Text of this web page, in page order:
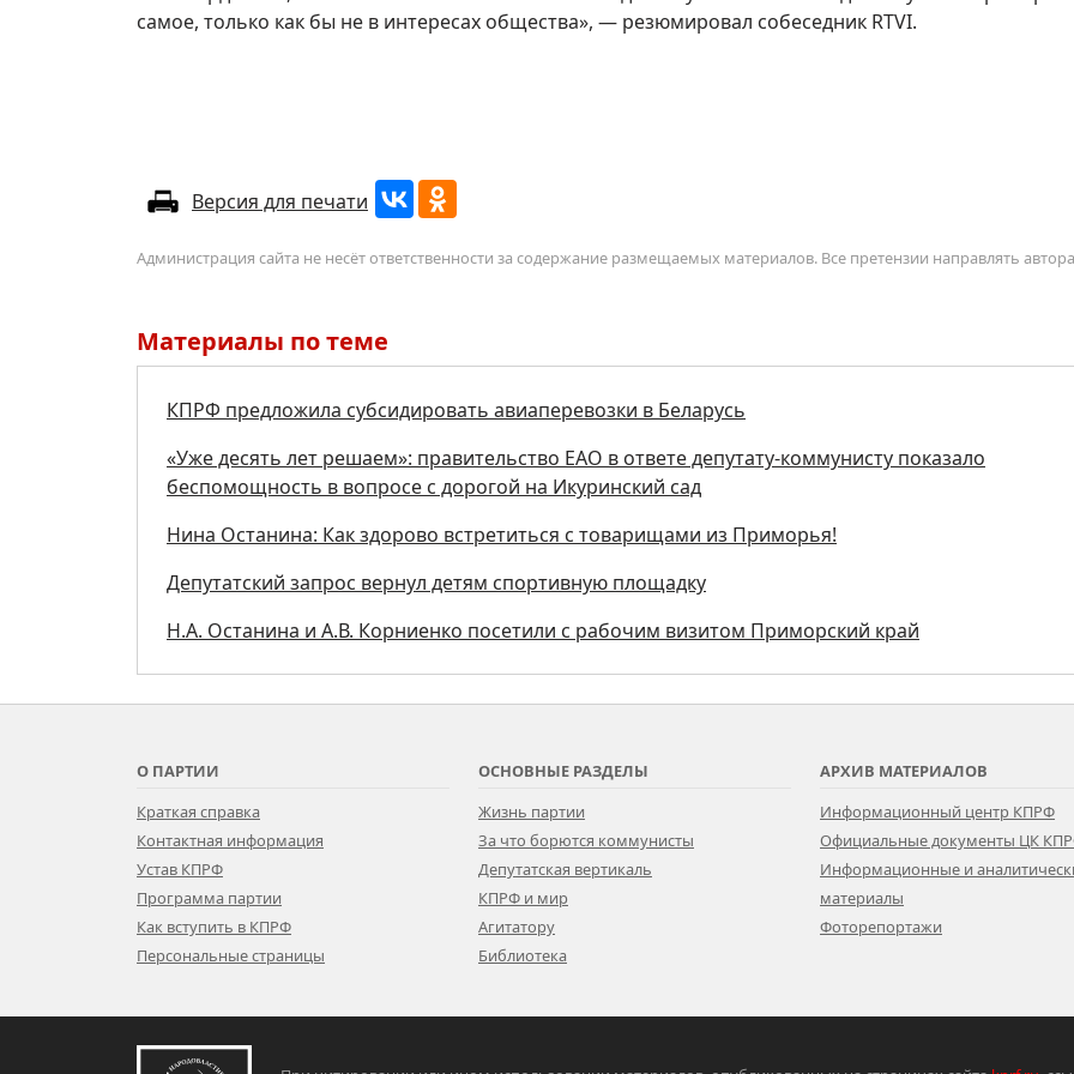
самое, только как бы не в интересах общества», — резюмировал собеседник RTVI.
Версия для печати
Администрация сайта не несёт ответственности за содержание размещаемых материалов. Все претензии направлять
Материалы по теме
КПРФ предложила субсидировать авиаперевозки в Беларусь
«Уже десять лет решаем»: правительство ЕАО в ответе депутату-коммунисту показало
беспомощность в вопросе с дорогой на Икуринский сад
Нина Останина: Как здорово встретиться с товарищами из Приморья!
Депутатский запрос вернул детям спортивную площадку
Н.А. Останина и А.В. Корниенко посетили с рабочим визитом Приморский край
О ПАРТИИ
Краткая справка
Контактная информация
Устав КПРФ
Программа партии
Как вступить в КПРФ
Персональные страницы
ОСНОВНЫЕ РАЗДЕЛЫ
Жизнь партии
За что борются коммунисты
Депутатская вертикаль
КПРФ и мир
Агитатору
Библиотека
АРХИВ МАТЕРИАЛОВ
Информационный центр КПРФ
Официальные документы ЦК
Информационные и
материалы
Фоторепортажи